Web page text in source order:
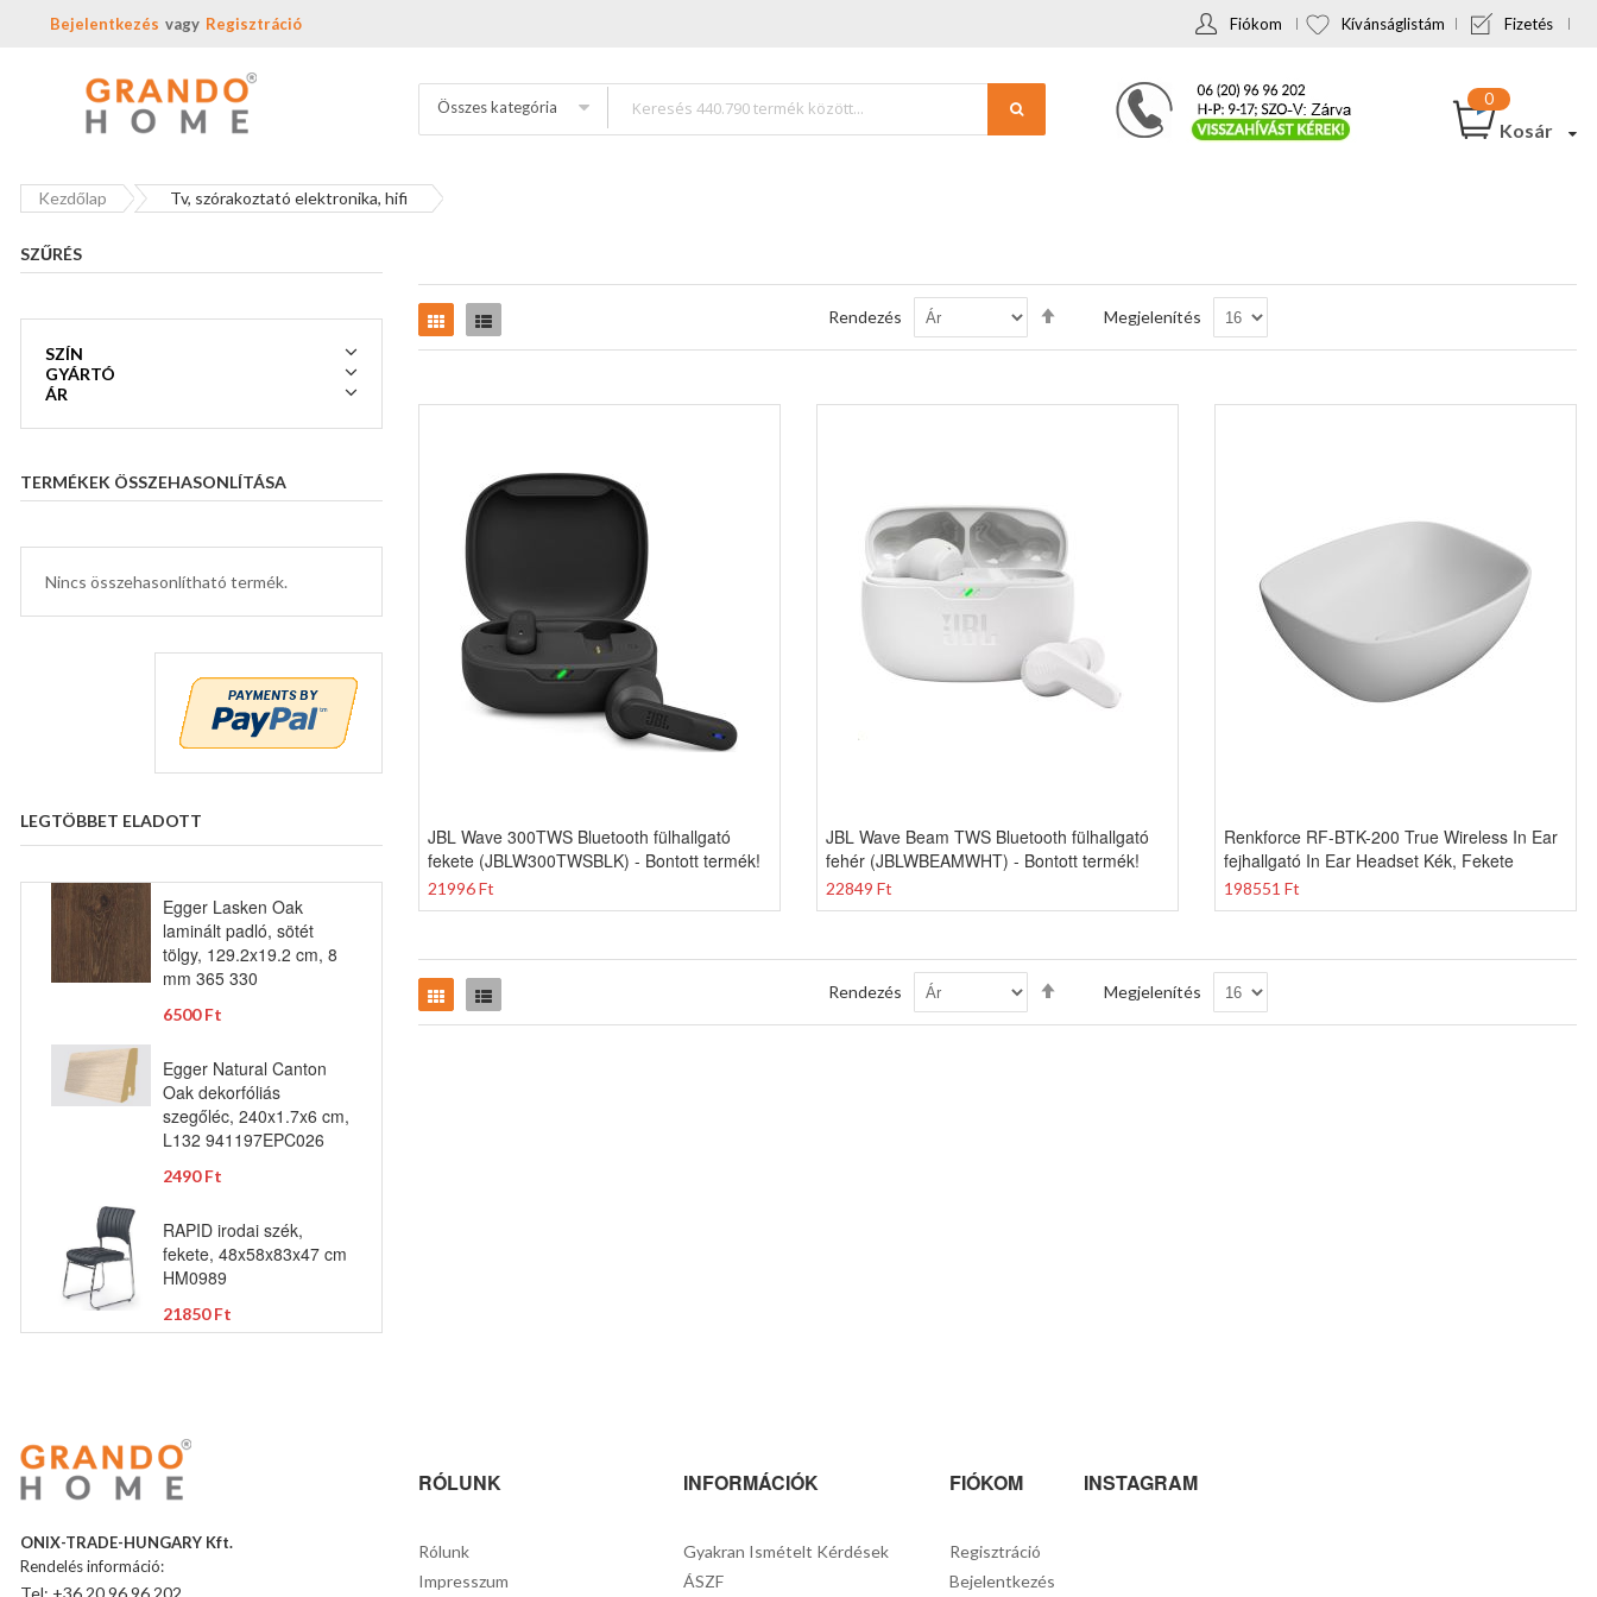
Bejelentkezés Regisztráció Fiókom Kívánságlistám Fizetés
Összes kategória
Kosár
Kezdőlap Tv, szórakoztató elektronika, hifi
Rács Lista Rendezés
Csökkenő
sorrendbe
Megjelenítés
JBL Wave 300TWS Bluetooth fülhallgató
fekete (JBLW300TWSBLK) - Bontott termék!
21996 Ft
JBL Wave Beam TWS Bluetooth fülhallgató
fehér (JBLWBEAMWHT) - Bontott termék!
22849 Ft
Renkforce RF-BTK-200 True Wireless In Ear
fejhallgató In Ear Headset Kék, Fekete
198551 Ft
Rács Lista Rendezés
Csökkenő
sorrendbe
Megjelenítés
SZŰRÉS
SZÍN
GYÁRTÓ
ÁR
TERMÉKEK ÖSSZEHASONLÍTÁSA
Nincs összehasonlítható termék.
LEGTÖBBET ELADOTT
Egger Lasken Oak
laminált padló, sötét
tölgy, 129.2x19.2 cm, 8
mm 365 330
6500 Ft
Egger Natural Canton
Oak dekorfóliás
szegőléc, 240x1.7x6 cm,
L132 941197EPC026
2490 Ft
RAPID irodai szék,
fekete, 48x58x83x47 cm
HM0989
21850 Ft
ONIX-TRADE-HUNGARY Kft.
Rendelés információ:
Tel: +36 20 96 96 202
RÓLUNK
Rólunk
Impresszum
INFORMÁCIÓK
Gyakran Ismételt Kérdések
ÁSZF
FIÓKOM
Regisztráció
Bejelentkezés
INSTAGRAM